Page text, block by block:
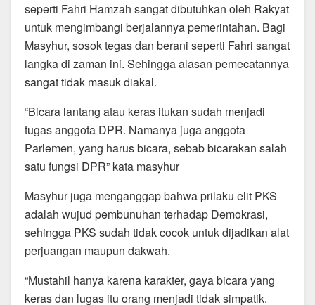
seperti Fahri Hamzah sangat dibutuhkan oleh Rakyat
untuk mengimbangi berjalannya pemerintahan. Bagi
Masyhur, sosok tegas dan berani seperti Fahri sangat
langka di zaman ini. Sehingga alasan pemecatannya
sangat tidak masuk diakal.
“Bicara lantang atau keras itukan sudah menjadi
tugas anggota DPR. Namanya juga anggota
Parlemen, yang harus bicara, sebab bicarakan salah
satu fungsi DPR” kata masyhur
Masyhur juga menganggap bahwa prilaku elit PKS
adalah wujud pembunuhan terhadap Demokrasi,
sehingga PKS sudah tidak cocok untuk dijadikan alat
perjuangan maupun dakwah.
“Mustahil hanya karena karakter, gaya bicara yang
keras dan lugas itu orang menjadi tidak simpatik.